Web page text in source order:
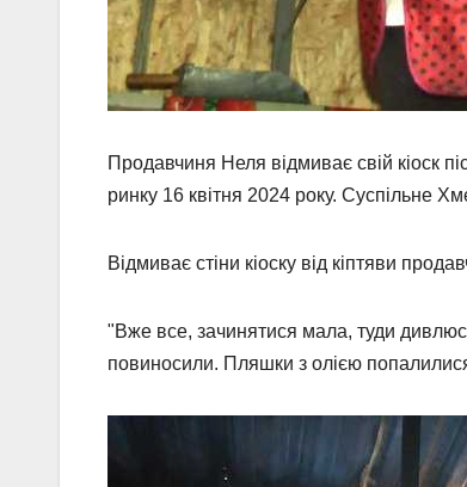
Продавчиня Неля відмиває свій кіоск
ринку 16 квітня 2024 року. Суспільне
Відмиває стіни кіоску від кіптяви
"Вже все, зачинятися мала, туди
повиносили. Пляшки з олією